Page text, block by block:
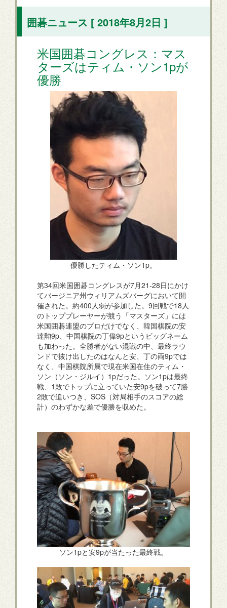
囲碁ニュース [ 2018年8月2日 ]
米国囲碁コングレス：マス
ターズはティム・ソン1pが
優勝
優勝したティム・ソン1p。
第34回米国囲碁コングレスが7月21-28日にかけ
てバージニア州ウィリアムズバーグにおいて開
催された。約400人弱が参加した。9回戦で18人
のトッププレーヤーが競う「マスターズ」には
米国囲碁連盟のプロだけでなく、韓国棋院の安
達勲9p、中国棋院の丁偉9pというビッグネーム
も加わった。全勝者がない混戦の中、最終ラウ
ンドで抜け出したのはなんと安、丁の両9pでは
なく、中国棋院所属で現在米国在住のティム・
ソン（ソン・ジルイ）1pだった。ソン1pは最終
戦、1敗でトップに立っていた安9pを破って7勝
2敗で追いつき、SOS（対局相手のスコアの総
計）のわずかな差で優勝を収めた。
ソン1pと安9pが当たった最終戦。